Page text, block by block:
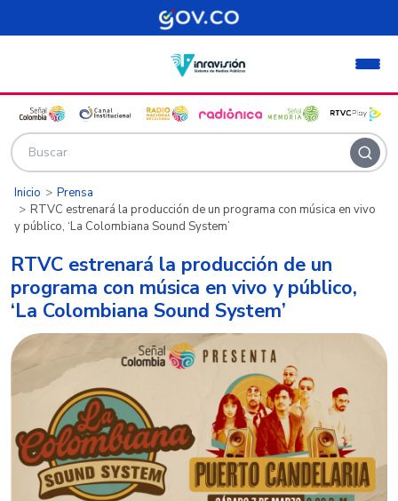
Pasar al contenido principal
Inicio
Prensa
RTVC estrenará la producción de un programa con música en vivo
y público, ‘La Colombiana Sound System’
RTVC estrenará la producción de un
programa con música en vivo y público,
‘La Colombiana Sound System’